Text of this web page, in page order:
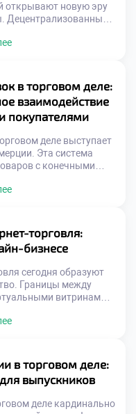
открывают новую эру
Децентрализованные
уступают место
получает инструмент
шума. Студенты
систем как базу
под […]
в торговом деле:
взаимодействие
покупателями
деле выступает
Эта система
с конечными
полках. Эффективное
потоков снижает
Подготовка
сферы […]
торговля:
бизнесе
сегодня образуют
Границы между
витринами
без географических
электронной
безграничными для
интегрировать
среду. Рынок труда
для e-
в торговом деле:
выпускников
деле кардинально